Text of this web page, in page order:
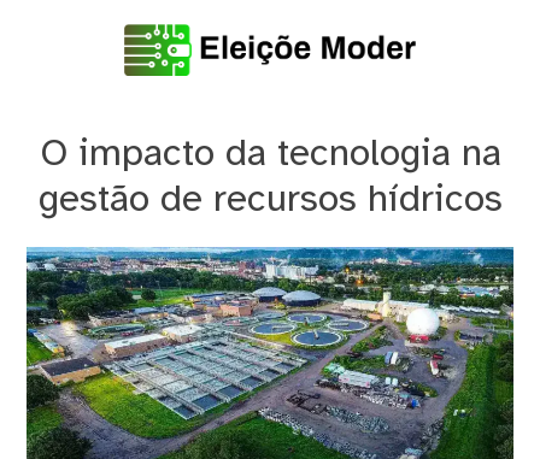
O impacto da tecnologia na
gestão de recursos hídricos